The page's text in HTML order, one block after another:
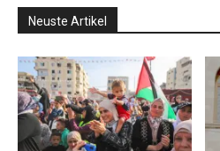
Neuste Artikel